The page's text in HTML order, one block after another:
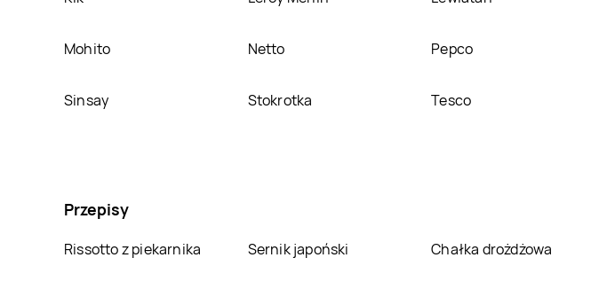
Mohito Netto Pepco
Sinsay Stokrotka Tesco
Przepisy
Rissotto z piekarnika Sernik japoński Chałka drożdżowa